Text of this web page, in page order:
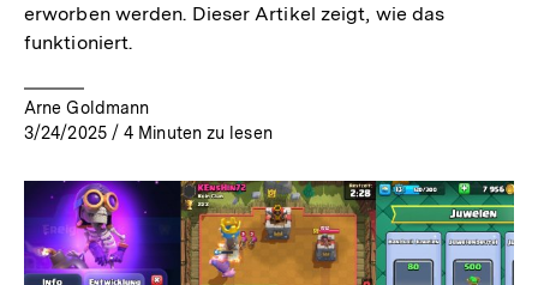
erworben werden. Dieser Artikel zeigt, wie das
funktioniert.
Arne Goldmann
3/24/2025 / 4 Minuten zu lesen